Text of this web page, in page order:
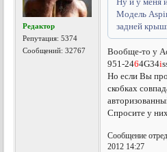
Редактор
Репутация:5374
Сообщений: 32767
Модель
задней
Вообще-то у
951-2464G34i
Но если Вы
скобках
Спросите у
Сообщение
2012 14:27